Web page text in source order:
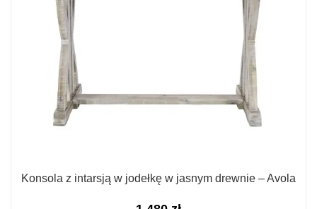
Konsola z intarsją w jodełkę w jasnym drewnie – Avola